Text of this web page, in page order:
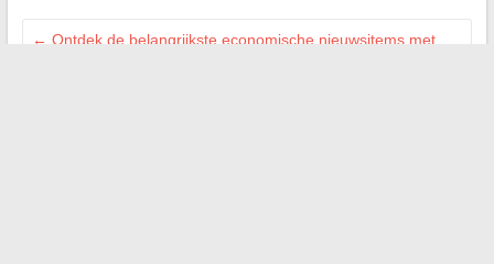
← Ontdek de belangrijkste economische nieuwsitems met